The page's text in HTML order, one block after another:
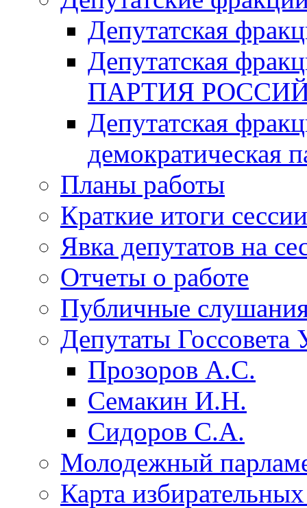
Депутатская
Депутатская
ПАРТИЯ
Депутатская
демократическая
Планы работы
Краткие итоги сессии
Явка депутатов на
Отчеты о работе
Публичные
Депутаты
Прозоров А.С.
Семакин И.Н.
Сидоров С.А.
Молодежный
Карта